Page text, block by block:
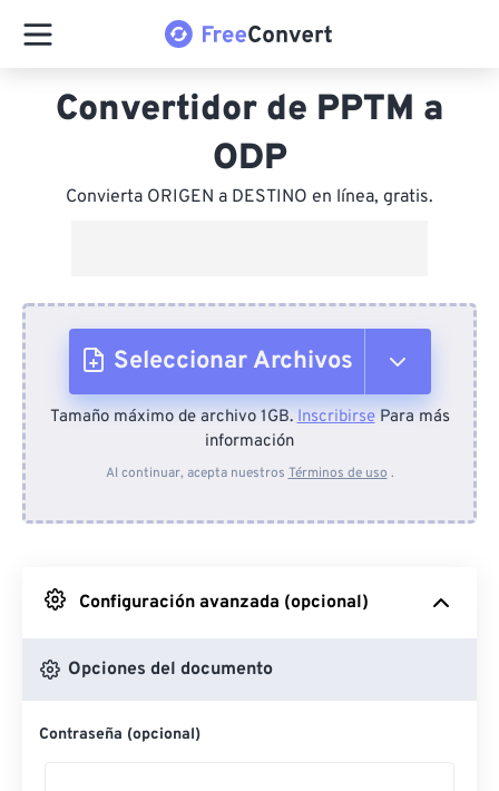
Convertidor de PPTM a
ODP
Convierta ORIGEN a DESTINO en línea, gratis.
Seleccionar Archivos
Desde el dispositivo
Desde Google Drive
Desde OneDrive
Desde URL
Tamaño máximo de archivo 1GB.InscribirsePara más
información
Al continuar, acepta nuestros Términos de uso .
Configuración avanzada (opcional)
Opciones del documento
Contraseña (opcional)